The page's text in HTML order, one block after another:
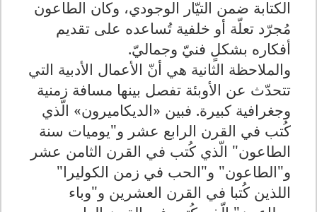
الكتابة ضمن التيّار الوجودي، وكان الطاعون
مُجرّد تعلّة أو خلفية تُساعده على تقديم
أفكاره بشكلٍ فنيّ وجماليّ.
والملاحظة الثانية هي أنّ الأعمال الأدبية التي
تتحدّث عن الأوبئة تفصل بينها مسافة زمنية
وجغرافية كبيرة. فبين «الديكاميرون» الّذي
كُتب في القرن الرابع عشر و"يوميات سنة
الطاعون" الّذي كُتب في القرن الثامن عشر
و"الطاعون" و"الحب في زمن الكوليرا"
اللذين كُتبا في القرن العشرين و"وباء